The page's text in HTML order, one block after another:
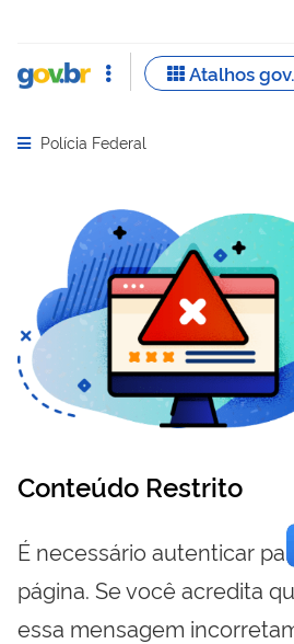
Abrir menu principal de
Polícia Federal
Conteúdo Restrito
É necessário autenticar
página. Se você acredita
essa mensagem